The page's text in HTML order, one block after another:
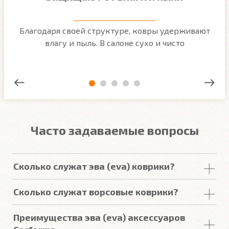
Благодаря своей структуре, ковры удерживают
влагу и пыль. В салоне сухо и чисто
Часто задаваемые вопросы
Сколько служат эва (eva) коврики?
покрытий изЕВА в среднем составляет 2-3
.
увеличивающие срок службы.
Сколько служат ворсовые коврики?
составляет от 2 до 5лет. У некоторых наших
Преимущества эва (eva) аксессуаров